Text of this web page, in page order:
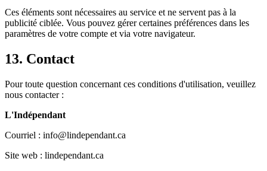
Ces éléments sont nécessaires au service et ne servent pas à la
publicité ciblée. Vous pouvez gérer certaines préférences dans les
paramètres de votre compte et via votre navigateur.
13. Contact
Pour toute question concernant ces conditions d'utilisation, veuillez
nous contacter :
L'Indépendant
Courriel : info@lindependant.ca
Site web : lindependant.ca